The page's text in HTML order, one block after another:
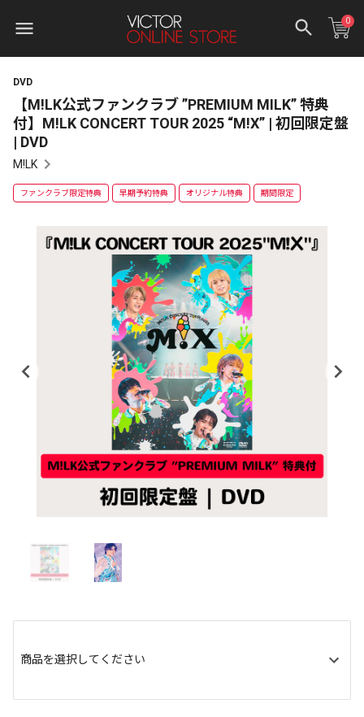
0
DVD
【M!LK公式ファンクラブ ”PREMIUM MILK” 特典
付】M!LK CONCERT TOUR 2025 “M!X” | 初回限定盤
| DVD
M!LK
ファンクラブ限定特典 早期予約特典 オリジナル特典 期間限定
商品を選択してください